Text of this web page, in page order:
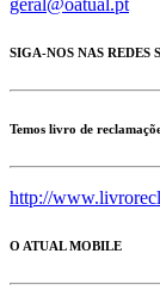
geral@oatual.pt
SIGA-NOS NAS REDES
Temos livro de
http://
O ATUAL MOBILE